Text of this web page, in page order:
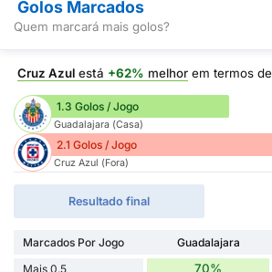
Golos Marcados
Quem marcará mais golos?
Cruz Azul está +62% melhor em termos de
1.3 Golos / Jogo
Guadalajara (Casa)
2.1 Golos / Jogo
Cruz Azul (Fora)
Resultado final
Marcados Por Jogo Guadalajara
Mais 0.5
70%